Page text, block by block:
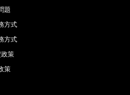
題
方式
方式
策
策